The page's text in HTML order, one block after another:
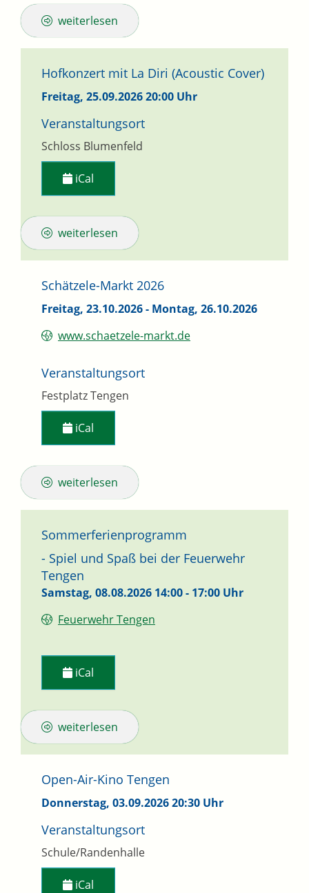
weiterlesen
Hofkonzert mit La Diri (Acoustic Cover)
Freitag, 25.09.202620:00 Uhr
Veranstaltungsort
Schloss Blumenfeld
iCal
weiterlesen
Schätzele-Markt 2026
Freitag, 23.10.2026- Montag, 26.10.2026
www.schaetzele-markt.de
Veranstaltungsort
Festplatz Tengen
iCal
weiterlesen
Sommerferienprogramm
- Spiel und Spaß bei der Feuerwehr
Tengen
Samstag, 08.08.2026 14:00 - 17:00 Uhr
Feuerwehr Tengen
iCal
weiterlesen
Open-Air-Kino Tengen
Donnerstag, 03.09.202620:30 Uhr
Veranstaltungsort
Schule/Randenhalle
iCal